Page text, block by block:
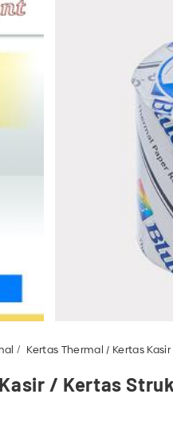
Kertas Thermal / Kertas
/ Kertas